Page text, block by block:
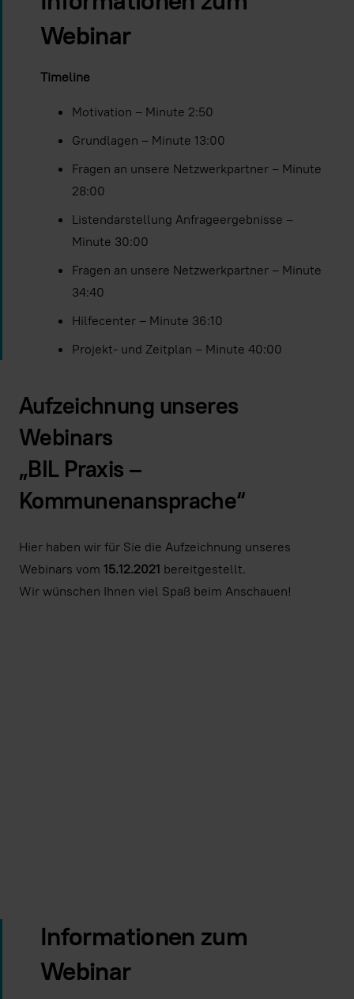
Webinar
Timeline
Motivation – Minute 2:50
Grundlagen – Minute 13:00
Fragen an unsere Netzwerkpartner – Minute
28:00
Listendarstellung Anfrageergebnisse –
Minute 30:00
Fragen an unsere Netzwerkpartner – Minute
34:40
Hilfecenter – Minute 36:10
Projekt- und Zeitplan – Minute 40:00
Aufzeichnung unseres
Webinars
„BIL Praxis –
Kommunenansprache“
Hier haben wir für Sie die Aufzeichnung unseres
Webinars vom 15.12.2021 bereitgestellt.
Wir wünschen Ihnen viel Spaß beim Anschauen!
Informationen zum
Webinar